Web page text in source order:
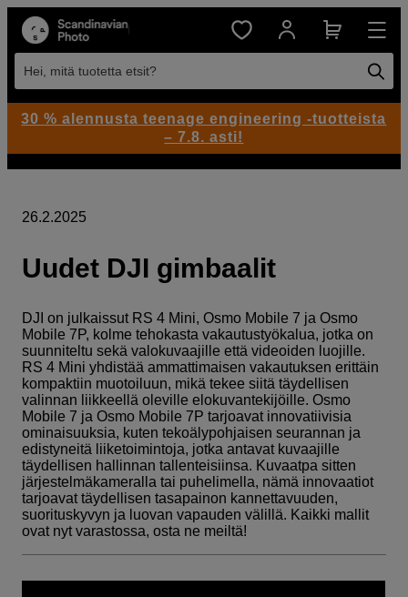
Hei, mitä tuotetta etsit?
26.2.2025
Uudet DJI gimbaalit
DJI on julkaissut RS 4 Mini, Osmo Mobile 7 ja Osmo
Mobile 7P, kolme tehokasta vakautustyökalua, jotka on
suunniteltu sekä valokuvaajille että videoiden luojille.
RS 4 Mini yhdistää ammattimaisen vakautuksen erittäin
kompaktiin muotoiluun, mikä tekee siitä täydellisen
valinnan liikkeellä oleville elokuvantekijöille. Osmo
Mobile 7 ja Osmo Mobile 7P tarjoavat innovatiivisia
ominaisuuksia, kuten tekoälypohjaisen seurannan ja
edistyneitä liiketoimintoja, jotka antavat kuvaajille
täydellisen hallinnan tallenteisiinsa. Kuvaatpa sitten
järjestelmäkameralla tai puhelimella, nämä innovaatiot
tarjoavat täydellisen tasapainon kannettavuuden,
suorituskyvyn ja luovan vapauden välillä. Kaikki mallit
ovat nyt varastossa, osta ne meiltä!
30 % alennusta teenage engineering -tuotteista
– 7.8. asti!